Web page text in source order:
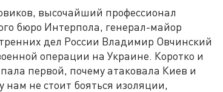
высочайший профессионал
бюро Интерпола, генерал-майор
дел России Владимир Овчинский
операции на Украине. Коротко и
первой, почему атаковала Киев и
не стоит бояться изоляции,